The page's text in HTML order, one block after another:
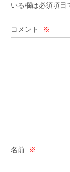
いる欄は必須項目
コメント ※
名前 ※